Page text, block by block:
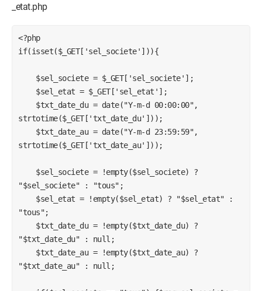
_etat.php
<?php
if(isset($_GET['sel_societe'])){
strtotime($_GET['txt_date_du']));
strtotime($_GET['txt_date_au']));
"$sel_societe" : "tous";
"tous";
"$txt_date_du" : null;
"$txt_date_au" : null;